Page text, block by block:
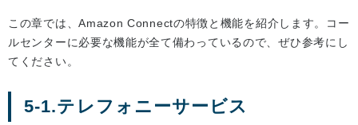
この章では、Amazon Connectの特徴と機能を紹介します。コー
ルセンターに必要な機能が全て備わっているので、ぜひ参考にし
てください。
5-1.テレフォニーサービス